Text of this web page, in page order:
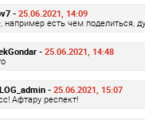
-25.06.2021, 14:09
например есть чем поделиться,
-25.06.2021, 14:48
- 25.06.2021, 15:07
Афтару респект!